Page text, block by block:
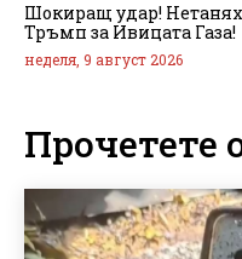
Шокиращ удар!
Тръмп за Ивицата Газа!
неделя, 9 август 2026
Прочетете